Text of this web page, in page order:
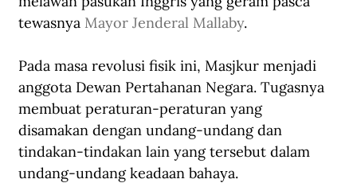
tewasnya Mayor Jenderal Mallaby.
Pada masa revolusi fisik ini, Masjkur menjadi
anggota Dewan Pertahanan Negara. Tugasnya
membuat peraturan-peraturan yang
disamakan dengan undang-undang dan
tindakan-tindakan lain yang tersebut dalam
undang-undang keadaan bahaya.